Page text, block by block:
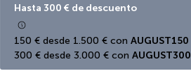
Hasta 300 € de descuento
150 € desde 1.500 € con AUGUST150
300 € desde 3.000 € con AUGUST300